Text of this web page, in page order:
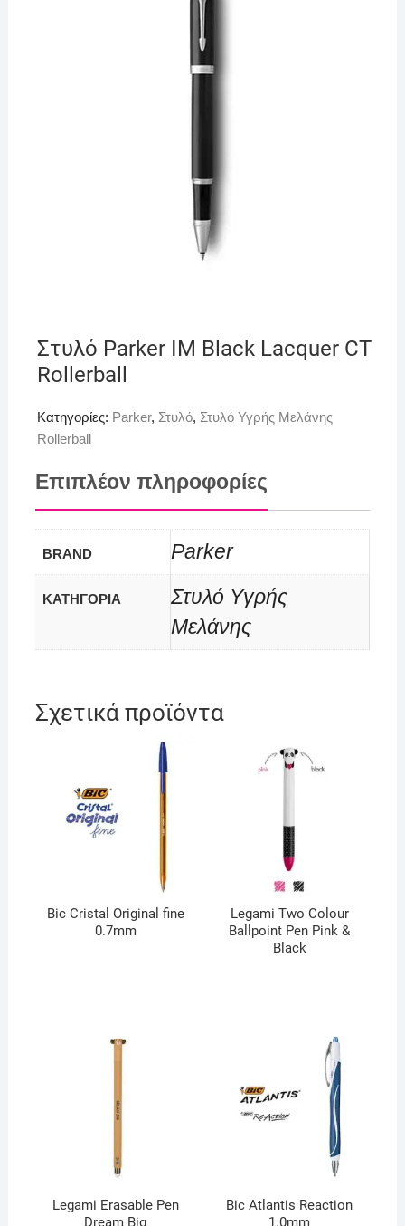
Στυλό Parker IM Black Lacquer CT
Rollerball
Κατηγορίες: Parker, Στυλό, Στυλό Υγρής Μελάνης
Rollerball
Επιπλέον πληροφορίες
BRAND Parker
ΚΑΤΗΓΟΡΙΑ
Στυλό Υγρής
Μελάνης
Σχετικά προϊόντα
Bic Cristal Original fine
0.7mm
Legami Two Colour
Ballpoint Pen Pink &
Black
Legami Erasable Pen
Dream Big
Bic Atlantis Reaction
1.0mm